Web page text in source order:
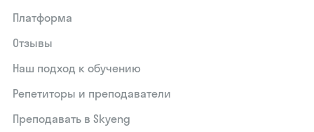
Платформа
Отзывы
Наш подход к обучению
Репетиторы и преподаватели
Преподавать в Skyeng